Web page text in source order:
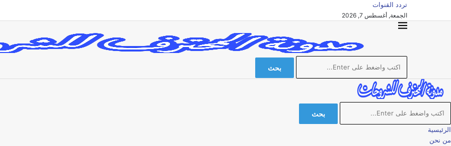
تردد القنوات
الجمعة, أغسطس 7, 2026
بحث
بحث
الرئيسية
من نحن